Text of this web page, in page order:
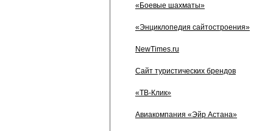
«Боевые шахматы»
«Энциклопедия сайтостроения»
NewTimes.ru
Сайт туристических брендов
«ТВ-Клик»
Авиакомпания «Эйр Астана»